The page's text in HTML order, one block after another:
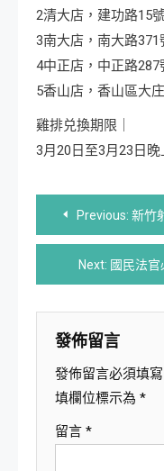
2清大店，建功路15
3南大店，南大路371
4中正店，中正路287
5香山店，香山區大
雞排兑換期限｜
3月20日至3月23日晚
文
章
導
覽
Previous: 新竹
Next: 國民法
發佈留言
發佈留言必須填
填欄位標示為 *
留言 *